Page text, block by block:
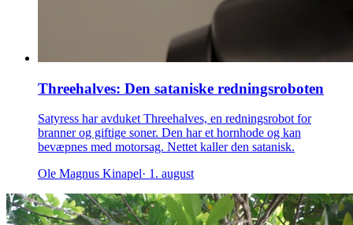
Threehalves: Den sataniske redningsroboten
Satyress har avduket Threehalves, en redningsrobot for
branner og giftige soner. Den har et hornhode og kan
bevæpnes med motorsag. Nettet kaller den satanisk.
Ole Magnus Kinapel· 1. august